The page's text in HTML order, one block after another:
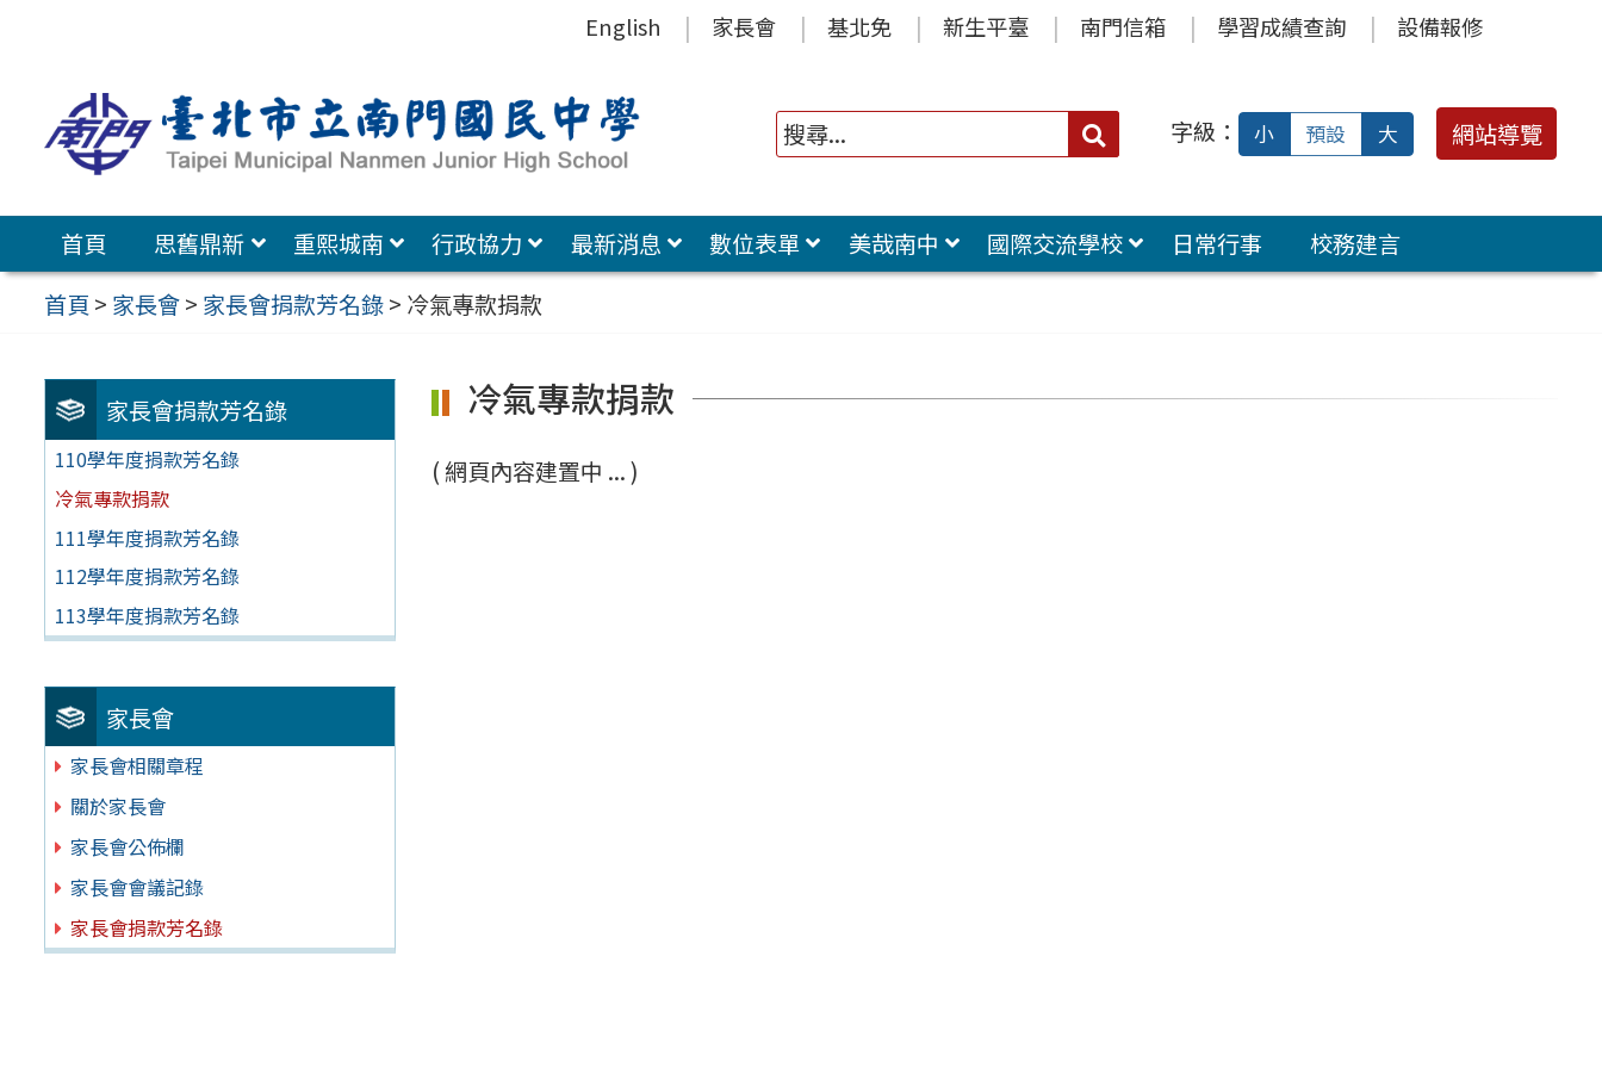
容
區
English 家長會 基北免 新生平臺 南門信箱 學習成績查詢 設備報修
搜
字級： 小 預設 大 網站導覽
首頁 思舊鼎新 重熙城南 行政協力 最新消息 數位表單 美哉南中 國際交流學校 日常行事
校務建言
首頁 > 家長會> 家長會捐款芳名錄> 冷氣專款捐款
家長會捐款芳名錄
110學年度捐款芳名錄
冷氣專款捐款
111學年度捐款芳名錄
112學年度捐款芳名錄
113學年度捐款芳名錄
家長會
家長會相關章程
關於家長會
家長會公佈欄
家長會會議記錄
家長會捐款芳名錄
冷氣專款捐款
( 網頁內容建置中 ... )